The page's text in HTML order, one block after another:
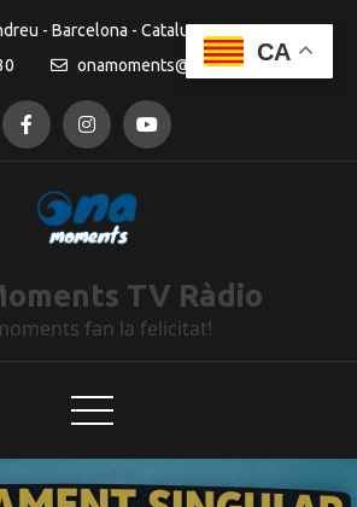
- Barcelona - Catalunya
onamoments@gmail.com
TV Ràdio
fan la felicitat!
CA